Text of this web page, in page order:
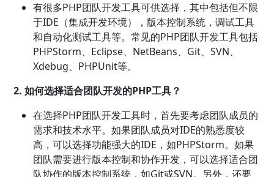
有很多PHP团队开发工具可供选择，其中包括但不限
于IDE（集成开发环境），版本控制系统，调试工具
和自动化测试工具等。常见的PHP团队开发工具包括
PHPStorm、Eclipse、NetBeans、Git、SVN、
Xdebug、PHPUnit等。
2. 如何选择适合团队开发的PHP工具？
在选择PHP团队开发工具时，首先要考虑团队成员的
需求和技术水平。如果团队成员对IDE的熟悉度较
高，可以选择功能强大的IDE，如PHPStorm。如果
团队需要进行版本控制和协作开发，可以选择适合团
队协作的版本控制系统，如Git或SVN。另外，还要